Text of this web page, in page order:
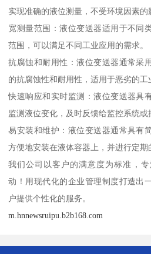
实现准确的液位测量，不受环境因素的
宽测量范围：液位变送器适用于不同
范围，可以满足不同工业应用的需求。
抗腐蚀和耐用性：液位变送器通常采
的抗腐蚀性和耐用性，适用于恶劣的工
快速响应和实时监测：液位变送器具
监测液位变化，及时反馈给监控系统或
易安装和维护：液位变送器通常具有
方便地安装在液体容器上，并进行定期
我们公司以客户的满意度为标准，
动！用现代化的企业管理制度打造出
户提供个性化的服务。
m.hnnewsruipu.b2b168.com